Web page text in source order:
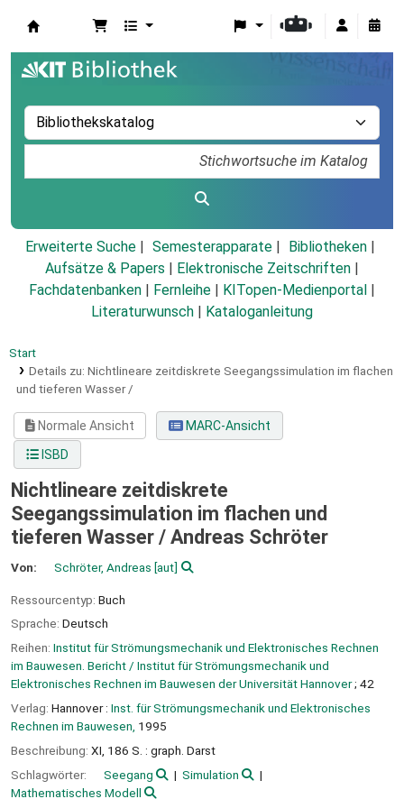
Erweiterte Suche Semesterapparate
Bibliotheken
Aufsätze & Papers
Elektronische Zeitschriften
Fachdatenbanken
Fernleihe KITopen-Medienportal
Literaturwunsch
Kataloganleitung
Start
Details zu: Nichtlineare zeitdiskrete Seegangssimulation im flachen
und tieferen Wasser /
Normale Ansicht
MARC-Ansicht
ISBD
Nichtlineare zeitdiskrete
Seegangssimulation im flachen und
tieferen Wasser / Andreas Schröter
Von: Schröter, Andreas [aut]
Ressourcentyp: Buch
Sprache: Deutsch
Reihen: Institut für Strömungsmechanik und Elektronisches Rechnen
im Bauwesen. Bericht / Institut für Strömungsmechanik und
Elektronisches Rechnen im Bauwesen der Universität Hannover; 42
Verlag: Hannover : Inst. für Strömungsmechanik und Elektronisches
Rechnen im Bauwesen, 1995
Beschreibung: XI, 186 S. : graph. Darst
Schlagwörter:
Seegang
Simulation
Mathematisches Modell